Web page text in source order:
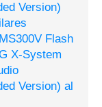
Version)
Flash
X-System
Version) al